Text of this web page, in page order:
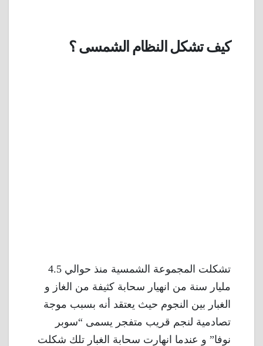
كيف تشكل النظام الشمسى ؟
تشكلت المجموعة الشمسية منذ حوالي 4.5
مليار سنة من انهيار سحابة كثيفة من الغاز و
الغبار بين النجوم حيث يعتقد أنه بسبب موجة
تصادمية لنجم قريب متفجر يسمى “سوبر
نوفا” و عندما انهارت سحابة الغبار تلك شكلت